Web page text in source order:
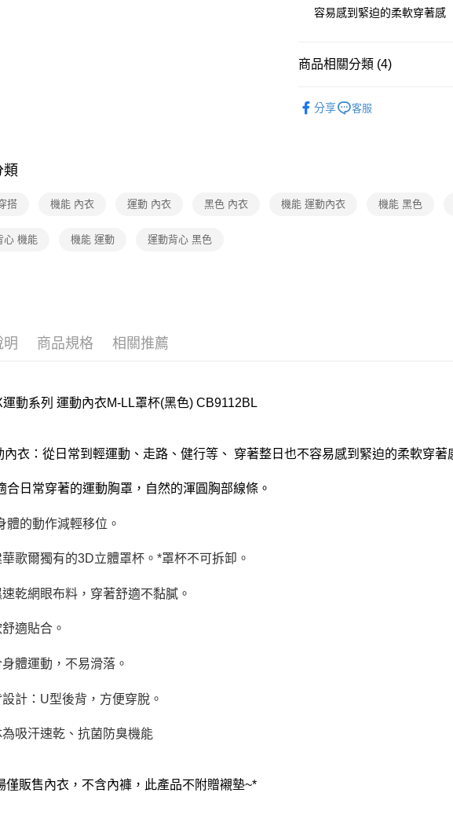
運送方式
每筆NT$80，滿NT$1,000(含以
每筆NT$80，滿NT$1,000(含以
每筆NT$80，滿NT$1,000(含
容易感到緊迫的柔軟穿著感
商品相關分類 (4)
分享 客服
類
搭 機能 內衣 運動 內衣 黑色 內衣 機能 運動內衣 機能 黑色
心 機能 機能 運動 運動背心 黑色
明 商品規格 相關推薦
運動系列 運動內衣M-LL罩杯(黑色) CB9112BL
內衣：從日常到輕運動、走路、健行等、 穿著整日也不容易感到緊迫的柔軟穿著
合日常穿著的運動胸罩，自然的渾圓胸部線條。
體的動作減輕移位。
華歌爾獨有的3D立體罩杯。*罩杯不可拆卸。
乾網眼布料，穿著舒適不黏膩。
適貼合。
體運動，不易滑落。
計：U型後背，方便穿脫。
吸汗速乾、抗菌防臭機能
僅販售內衣，不含內褲，此產品不附贈襯墊~*